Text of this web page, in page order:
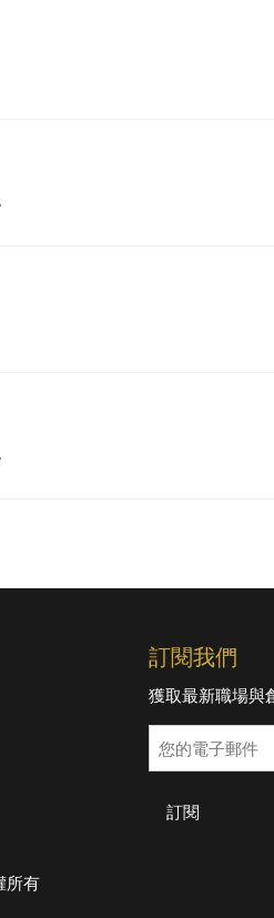
訂閱我們
獲取最新職場與
訂閱
所有